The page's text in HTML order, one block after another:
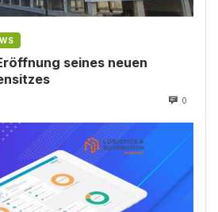
seines neuen
0